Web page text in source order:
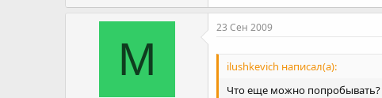
М
23 Сен 2009
ilushkevich написал(а):
Что еще можно попробывать?